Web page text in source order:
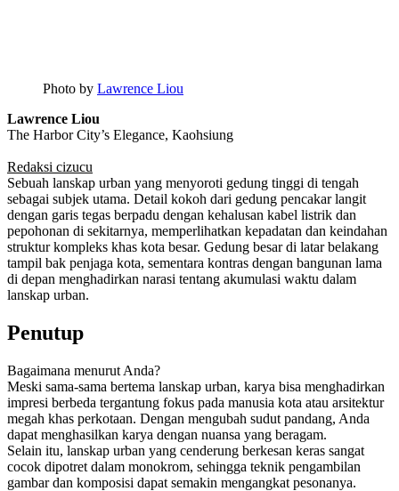
Photo by Lawrence Liou
Lawrence Liou
The Harbor City’s Elegance, Kaohsiung
Redaksi cizucu
Sebuah lanskap urban yang menyoroti gedung tinggi di tengah
sebagai subjek utama. Detail kokoh dari gedung pencakar langit
dengan garis tegas berpadu dengan kehalusan kabel listrik dan
pepohonan di sekitarnya, memperlihatkan kepadatan dan keindahan
struktur kompleks khas kota besar. Gedung besar di latar belakang
tampil bak penjaga kota, sementara kontras dengan bangunan lama
di depan menghadirkan narasi tentang akumulasi waktu dalam
lanskap urban.
Penutup
Bagaimana menurut Anda?
Meski sama-sama bertema lanskap urban, karya bisa menghadirkan
impresi berbeda tergantung fokus pada manusia kota atau arsitektur
megah khas perkotaan. Dengan mengubah sudut pandang, Anda
dapat menghasilkan karya dengan nuansa yang beragam.
Selain itu, lanskap urban yang cenderung berkesan keras sangat
cocok dipotret dalam monokrom, sehingga teknik pengambilan
gambar dan komposisi dapat semakin mengangkat pesonanya.